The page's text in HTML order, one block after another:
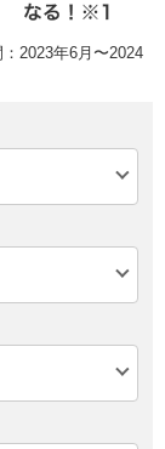
2023年6月〜2024